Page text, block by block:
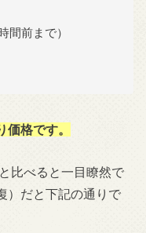
間前まで）
格です。
比べると一目瞭然で
）だと下記の通りで